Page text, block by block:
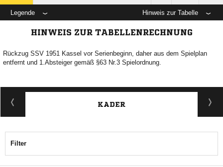
Legende Hinweis zur Tabelle
HINWEIS ZUR TABELLENRECHNUNG
Rückzug SSV 1951 Kassel vor Serienbeginn, daher aus dem Spielplan
entfernt und 1.Absteiger gemäß §63 Nr.3 Spielordnung.
KADER
Filter